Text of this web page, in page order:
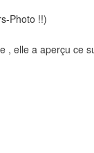
Photo !!)
, elle a aperçu ce